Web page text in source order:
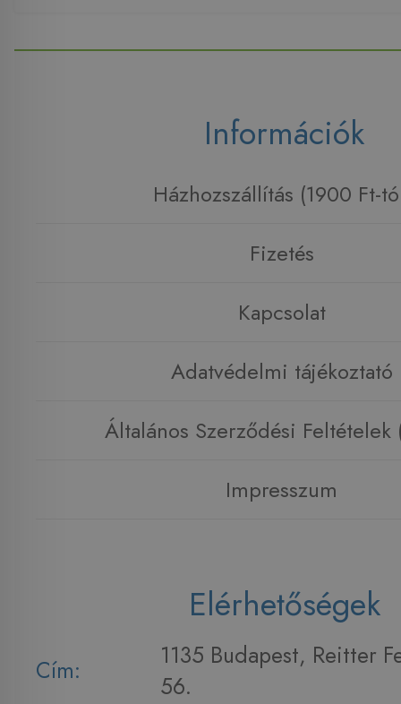
Információk
Házhozszállítás (1900 Ft-
Fizetés
Kapcsolat
Adatvédelmi tájékoztató
Általános Szerződési Feltételek
Impresszum
Elérhetőségek
Cím:
1135 Budapest, Reitter
56.